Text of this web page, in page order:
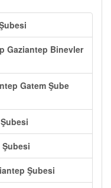
Gaziantep Binevler
Gatem Şube
Şubesi